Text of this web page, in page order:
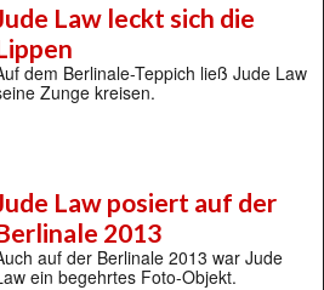
Law leckt sich die
dem Berlinale-Teppich ließ Jude Law
Zunge kreisen.
Law posiert auf der
2013
auf der Berlinale 2013 war Jude
ein begehrtes Foto-Objekt.